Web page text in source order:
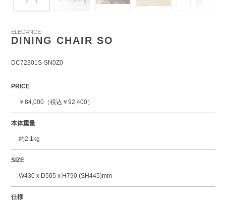
ELEGANCE
DINING CHAIR SO
DC72301S-SN0Z0
PRICE
￥84,000（税込￥92,400）
本体重量
約2.1kg
SIZE
W430 x D505 x H790 (SH445)mm
仕様